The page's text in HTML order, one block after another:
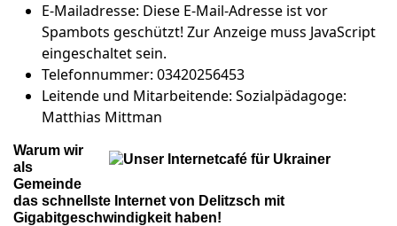
E-Mailadresse: Diese E-Mail-Adresse ist vor
Spambots geschützt! Zur Anzeige muss JavaScript
eingeschaltet sein.
Telefonnummer: 03420256453
Leitende und Mitarbeitende: Sozialpädagoge:
Matthias Mittman
Warum wir
als
Gemeinde
das schnellste Internet von Delitzsch mit
Gigabitgeschwindigkeit haben!